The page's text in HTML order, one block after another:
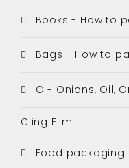
Books - How to
Bags - How to
O - Onions, Oil,
Cling Film
Food packaging